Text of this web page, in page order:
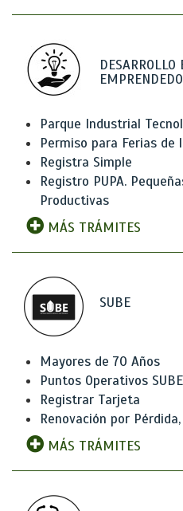
DESARROLLO
Parque Industrial
Permiso para Ferias de
Registra Simple
Registro PUPA.
Productivas
MÁS TRÁMITES
SUBE
Mayores de 70 Años
Puntos Operativos
Registrar Tarjeta
Renovación por
MÁS TRÁMITES